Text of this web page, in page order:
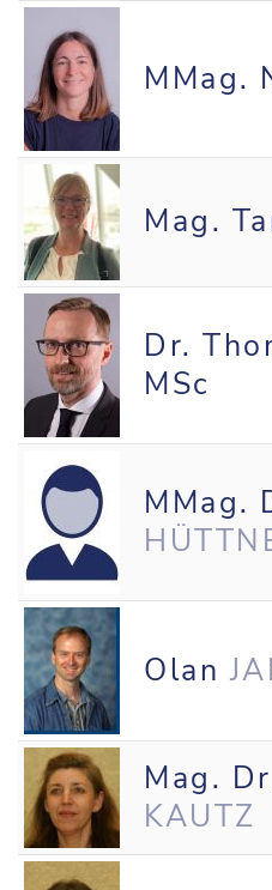
MMag.
Mag.
Dr.
MSc
MMag.
Olan
Mag.
KAUTZ